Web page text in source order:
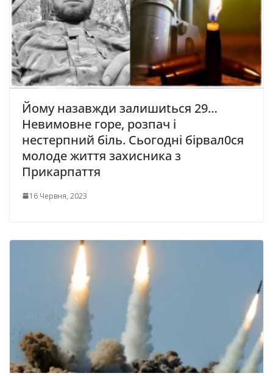
Йому назавжди залишиtься 29…
Невимовне горе, розпач і
нестерпний біль. Сьогодні бірвал0ся
молоде життя захисника з
Прикарпаття
16 Червня, 2023